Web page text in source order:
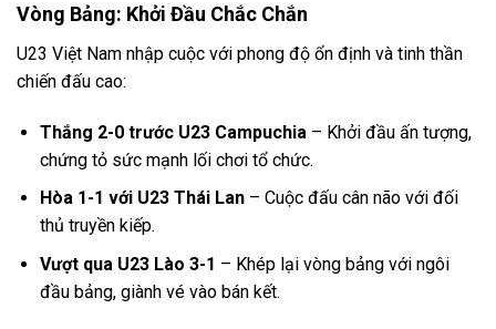
Vòng Bảng: Khởi Đầu Chắc Chắn
U23 Việt Nam nhập cuộc với phong độ ổn định và tinh thần
chiến đấu cao:
Thắng 2-0 trước U23 Campuchia – Khởi đầu ấn tượng,
chứng tỏ sức mạnh lối chơi tổ chức.
Hòa 1-1 với U23 Thái Lan– Cuộc đấu cân não với đối
thủ truyền kiếp.
Vượt qua U23 Lào 3-1 – Khép lại vòng bảng với ngôi
đầu bảng, giành vé vào bán kết.